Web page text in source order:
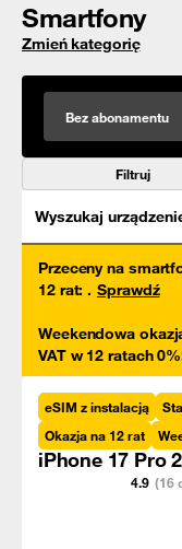
Smartfony
Zmień kategorię
Bez abonamentu
Filtruj
Wyszukaj
Przeceny na
12 rat: . Sprawdź
Weekendowa
VAT w 12 ratach 0%
eSIM z instalacją
Okazja na 12 rat
iPhone 17 Pro
4.9 (16